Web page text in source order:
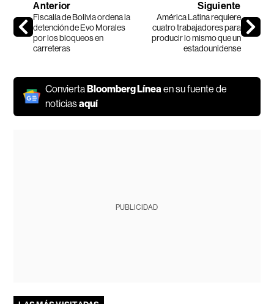
Anterior
Fiscalía de Bolivia ordena la
detención de Evo Morales
por los bloqueos en
carreteras
Siguiente
América Latina requiere
cuatro trabajadores para
producir lo mismo que un
estadounidense
ConviertaBloomberg Línea en su fuente de
noticiasaquí
PUBLICIDAD